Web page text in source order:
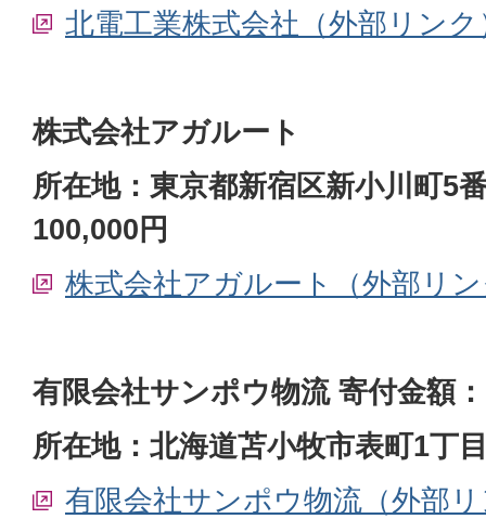
北電工業株式会社（外部リンク
株式会社アガルート
所在地：東京都新宿区新小川町5
100,000円
株式会社アガルート（外部リ
有限会社サンポウ物流 寄付金額
所在地：北海道苫小牧市表町1丁
有限会社サンポウ物流（外部